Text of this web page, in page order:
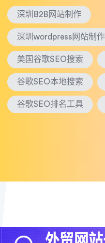
深圳B2B网站制作
深圳wordpress网站制
美国谷歌SEO搜索
谷歌SEO本地搜索
谷歌SEO排名工具